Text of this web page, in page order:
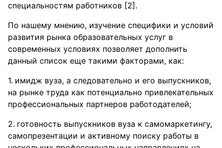
специальностям работников [2].
По нашему мнению, изучение специфики и условий
развития рынка образовательных услуг в
современных условиях позволяет дополнить
данный список еще такими факторами, как:
имидж вуза, а следовательно и его выпускников,
на рынке труда как потенциально привлекательных
профессиональных партнеров работодателей;
готовность выпускников вуза к самомаркетингу,
самопрезентации и активному поиску работы в